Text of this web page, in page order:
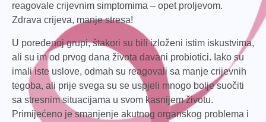
reagovale crijevnim simptomima – opet proljevom.
Zdrava crijeva, manje stresa!
U poređenoj grupi, štakori su bili izloženi istim iskustvima,
ali su im od prvog dana života davani probiotici. Iako su
imali iste uslove, odmah su reagovali sa manje crijevnih
tegoba, ali prije svega su se uspjeli mnogo bolje suočiti
sa stresnim situacijama u svom kasnijem životu.
Primijećeno je smanjenje akutnog organskog problema i